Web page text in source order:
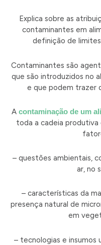
Explica sobre as
contaminantes em
definição de
Contaminantes são
que são introduzidos no
e que podem trazer
A contaminação de um
toda a cadeia produtiva
– questões ambientais,
ar, no
– características da
presença natural de
em
– tecnologias e insumos